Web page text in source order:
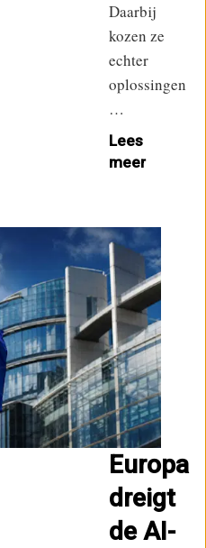
Daarbij
kozen ze
echter
oplossingen
…
Lees
meer
Europa
dreigt
de AI-